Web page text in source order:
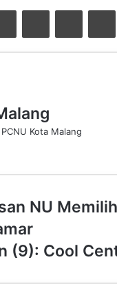
Kota Malang
NU
(9): Cool